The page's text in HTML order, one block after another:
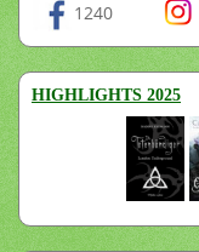
1240
HIGHLIGHTS 2025